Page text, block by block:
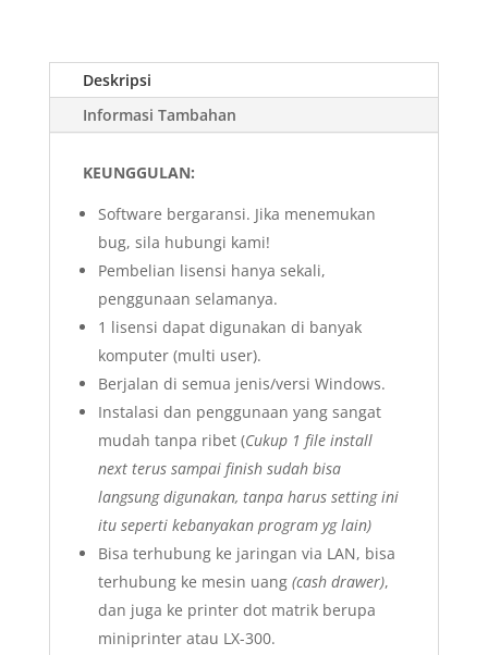
Deskripsi
Informasi Tambahan
KEUNGGULAN:
Software bergaransi. Jika menemukan
bug, sila hubungi kami!
Pembelian lisensi hanya sekali,
penggunaan selamanya.
1 lisensi dapat digunakan di banyak
komputer (multi user).
Berjalan di semua jenis/versi Windows.
Instalasi dan penggunaan yang sangat
mudah tanpa ribet (Cukup 1 file install
next terus sampai finish sudah bisa
langsung digunakan, tanpa harus setting ini
itu seperti kebanyakan program yg lain)
Bisa terhubung ke jaringan via LAN, bisa
terhubung ke mesin uang (cash drawer),
dan juga ke printer dot matrik berupa
miniprinter atau LX-300.